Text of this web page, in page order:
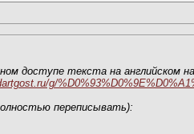
доступе текста на английском
g/
переписывать):